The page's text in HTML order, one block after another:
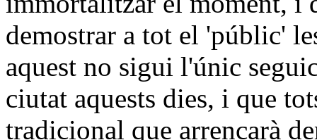
demostrar a tot el 'públic'
aquest no sigui l'únic
ciutat aquests dies, i que
tradicional que arrencarà